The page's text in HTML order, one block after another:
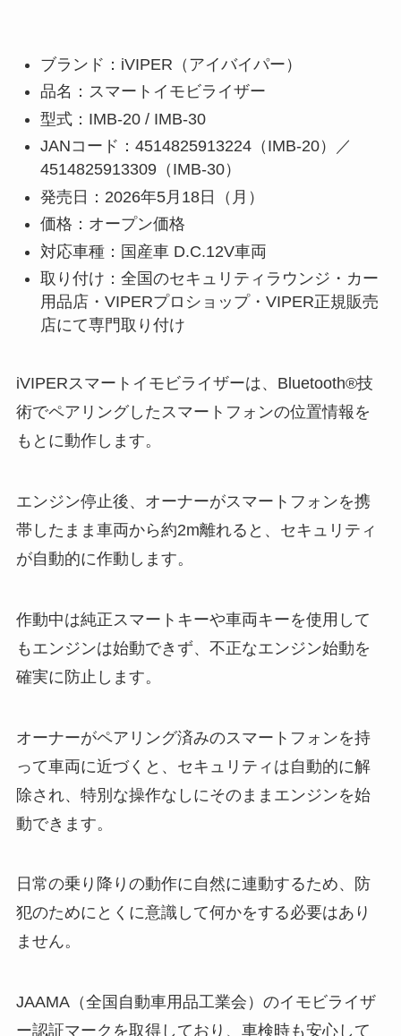
ブランド：iVIPER（アイバイパー）
品名：スマートイモビライザー
型式：IMB-20 / IMB-30
JANコード：4514825913224（IMB-20）／
4514825913309（IMB-30）
発売日：2026年5月18日（月）
価格：オープン価格
対応車種：国産車 D.C.12V車両
取り付け：全国のセキュリティラウンジ・カー
用品店・VIPERプロショップ・VIPER正規販売
店にて専門取り付け
iVIPERスマートイモビライザーは、Bluetooth®技
術でペアリングしたスマートフォンの位置情報を
もとに動作します。
エンジン停止後、オーナーがスマートフォンを携
帯したまま車両から約2m離れると、セキュリティ
が自動的に作動します。
作動中は純正スマートキーや車両キーを使用して
もエンジンは始動できず、不正なエンジン始動を
確実に防止します。
オーナーがペアリング済みのスマートフォンを持
って車両に近づくと、セキュリティは自動的に解
除され、特別な操作なしにそのままエンジンを始
動できます。
日常の乗り降りの動作に自然に連動するため、防
犯のためにとくに意識して何かをする必要はあり
ません。
JAAMA（全国自動車用品工業会）のイモビライザ
ー認証マークを取得しており、車検時も安心して